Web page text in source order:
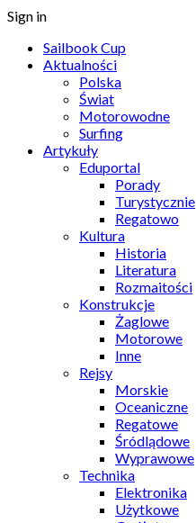
Sign in
Sailbook Cup
Aktualności
Polska
Świat
Motorowodne
Surfing
Artykuły
Eduportal
Porady
Turystycznie
Regatowo
Kultura
Historia
Literatura
Rozmaitości
Konstrukcje
Żaglowe
Motorowe
Inne
Rejsy
Morskie
Oceaniczne
Regatowe
Śródlądowe
Wyprawowe
Technika
Elektronika
Użytkowe